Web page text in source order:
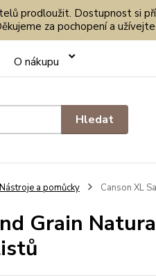
prodloužit. Dostupnost si
za pochopení a
O nákupu
Hledat
Nástroje a pomůcky Canson XL
Grain